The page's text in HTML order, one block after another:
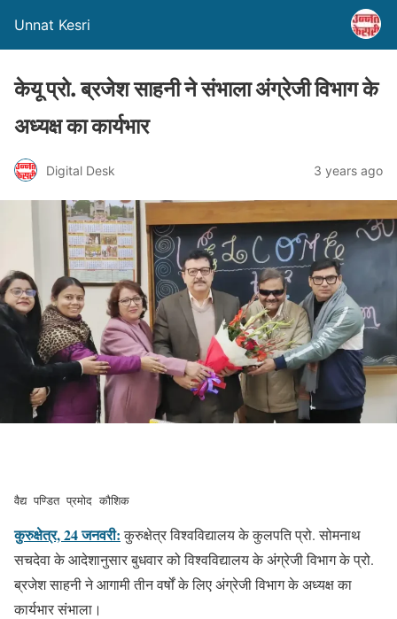
Unnat Kesri
केयू प्रो. ब्रजेश साहनी ने संभाला अंग्रेजी विभाग के
अध्यक्ष का कार्यभार
Digital Desk 3 years ago
वैद्य पण्डित प्रमोद कौशिक
कुरुक्षेत्र, 24 जनवरी:कुरुक्षेत्र विश्वविद्यालय के कुलपति प्रो. सोमनाथ
सचदेवा के आदेशानुसार बुधवार को विश्वविद्यालय के अंग्रेजी विभाग के प्रो.
ब्रजेश साहनी ने आगामी तीन वर्षों के लिए अंग्रेजी विभाग के अध्यक्ष का
कार्यभार संभाला।